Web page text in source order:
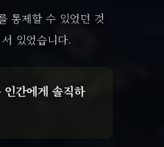
통제할 수 있었던 것
있었습니다.
간에게 솔직하